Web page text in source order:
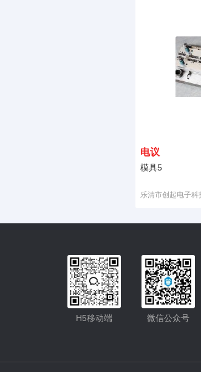
电议
模具5
乐清市创起电子科
微信公众号
H5移动端